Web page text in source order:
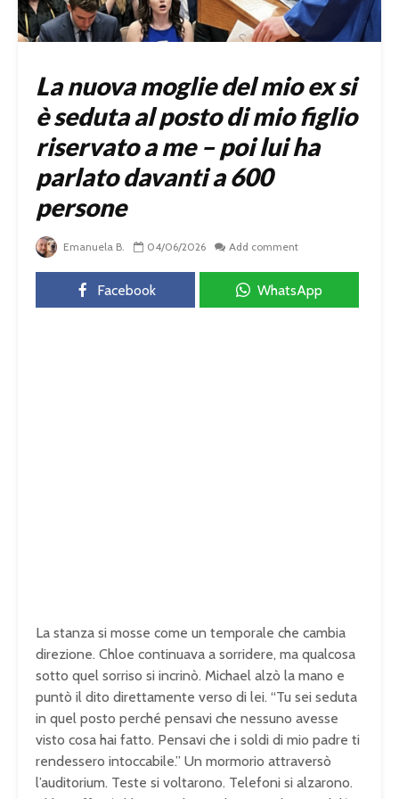
La nuova moglie del mio ex si
è seduta al posto di mio figlio
riservato a me – poi lui ha
parlato davanti a 600
persone
Emanuela B. 04/06/2026 Add comment
Facebook WhatsApp
La stanza si mosse come un temporale che cambia
direzione. Chloe continuava a sorridere, ma qualcosa
sotto quel sorriso si incrinò. Michael alzò la mano e
puntò il dito direttamente verso di lei. “Tu sei seduta
in quel posto perché pensavi che nessuno avesse
visto cosa hai fatto. Pensavi che i soldi di mio padre ti
rendessero intoccabile.” Un mormorio attraversò
l’auditorium. Teste si voltarono. Telefoni si alzarono.